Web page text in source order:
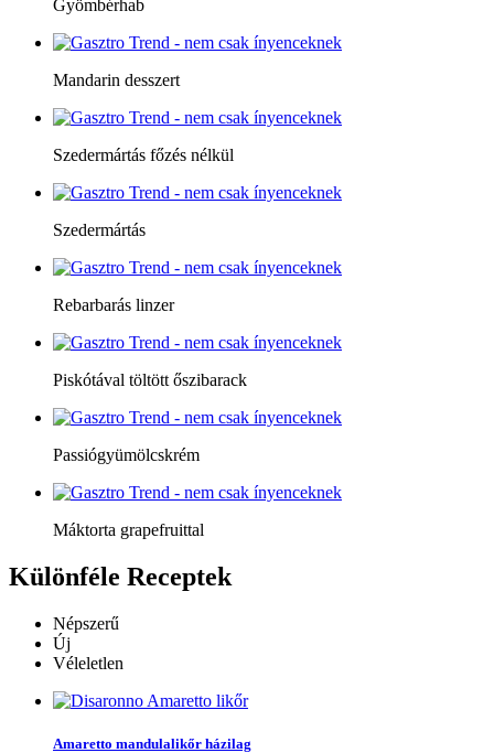
Gyömbérhab
Mandarin desszert
Szedermártás főzés nélkül
Szedermártás
Rebarbarás linzer
Piskótával töltött őszibarack
Passiógyümölcskrém
Máktorta grapefruittal
Különféle Receptek
Népszerű
Új
Véleletlen
Amaretto mandulalikőr házilag